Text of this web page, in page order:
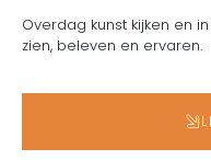
Overdag kunst kijken en
zien, beleven en ervaren.